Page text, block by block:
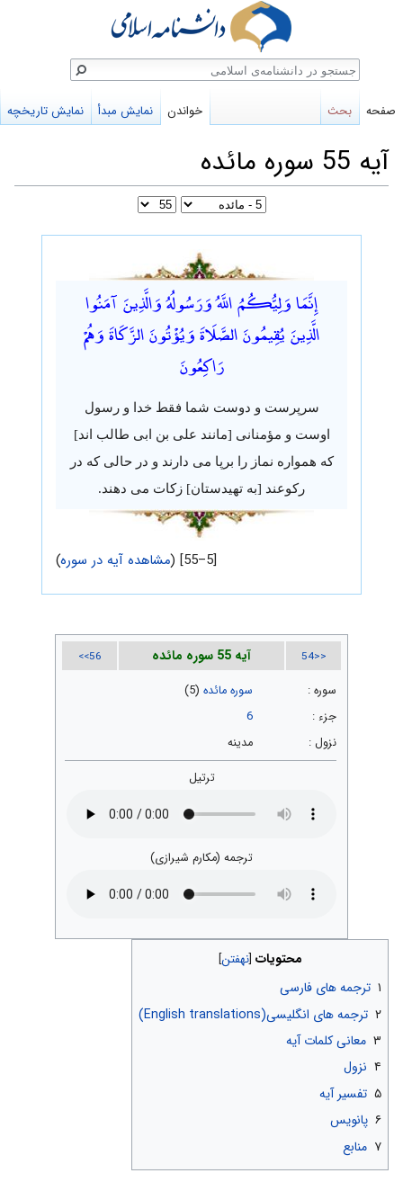
آیه 55 سوره مائده
إِنَّمَا وَلِيُّكُمُ اللَّهُ وَرَسُولُهُ وَالَّذِينَ آمَنُوا
الَّذِينَ يُقِيمُونَ الصَّلَاةَ وَيُؤْتُونَ الزَّكَاةَ وَهُمْ
رَاكِعُونَ
سرپرست و دوست شما فقط خدا و رسول
اوست و مؤمنانی [مانند علی بن ابی طالب اند]
که همواره نماز را برپا می دارند و در حالی که در
رکوعند [به تهیدستان] زکات می دهند.
[5–55] ( مشاهده آیه در سوره)
<<54 آیه 55 سوره مائده 56>>
سوره : سوره مائده (5)
جزء :
6
نزول :
مدینه
ترتیل
ترجمه (مکارم شیرازی)
محتویات
۱ ترجمه های فارسی
۲ ترجمه های انگلیسی(English translations)
۳ معانی کلمات آیه
۴ نزول
۵ تفسیر آیه
۶ پانویس
۷ منابع
صفحه بحث خواندن نمایش مبدأ نمایش تاریخچه
جستجو